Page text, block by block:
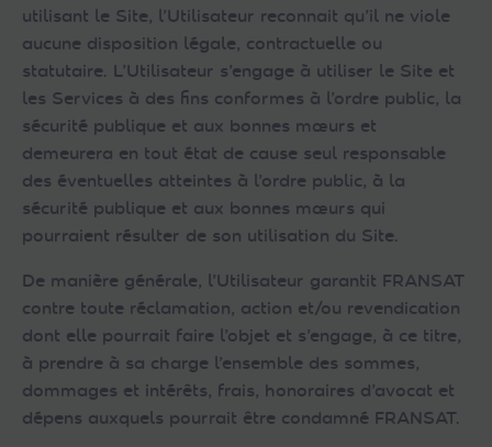
utilisant le Site, l’Utilisateur reconnait qu’il ne viole
aucune disposition légale, contractuelle ou
statutaire. L’Utilisateur s’engage à utiliser le Site et
les Services à des fins conformes à l’ordre public, la
sécurité publique et aux bonnes mœurs et
demeurera en tout état de cause seul responsable
des éventuelles atteintes à l’ordre public, à la
sécurité publique et aux bonnes mœurs qui
pourraient résulter de son utilisation du Site.
De manière générale, l’Utilisateur garantit FRANSAT
contre toute réclamation, action et/ou revendication
dont elle pourrait faire l’objet et s’engage, à ce titre,
à prendre à sa charge l’ensemble des sommes,
dommages et intérêts, frais, honoraires d’avocat et
dépens auxquels pourrait être condamné FRANSAT.